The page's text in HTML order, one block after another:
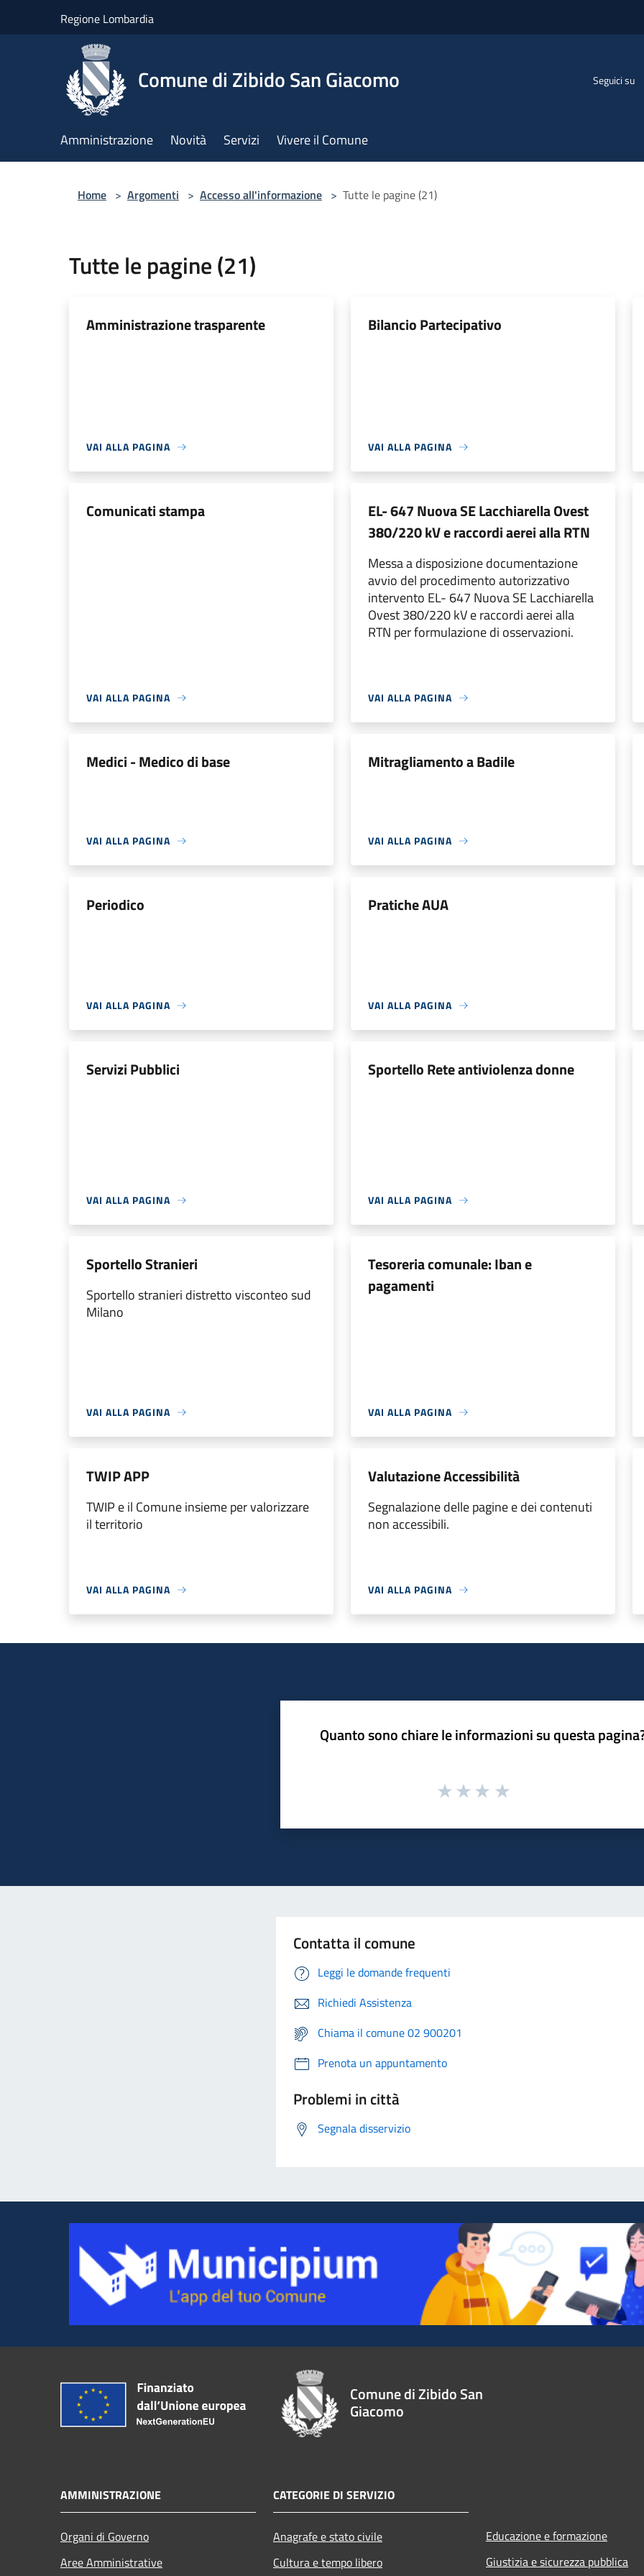
Regione Lombardia
Comune di Zibido San Giacomo Seguici su
Amministrazione Novità Servizi Vivere il Comune
Home > Argomenti > Accesso all'informazione > Tutte le pagine (21)
Tutte le pagine (21)
Amministrazione trasparente
VAI ALLA PAGINA
Bilancio Partecipativo
VAI ALLA PAGINA
Comunicati stampa
VAI ALLA PAGINA
EL- 647 Nuova SE Lacchiarella Ovest
380/220 kV e raccordi aerei alla RTN
Messa a disposizione documentazione
avvio del procedimento autorizzativo
intervento EL- 647 Nuova SE Lacchiarella
Ovest 380/220 kV e raccordi aerei alla
RTN per formulazione di osservazioni.
VAI ALLA PAGINA
Medici - Medico di base
VAI ALLA PAGINA
Mitragliamento a Badile
VAI ALLA PAGINA
Periodico
VAI ALLA PAGINA
Pratiche AUA
VAI ALLA PAGINA
Servizi Pubblici
VAI ALLA PAGINA
Sportello Rete antiviolenza donne
VAI ALLA PAGINA
Sportello Stranieri
Sportello stranieri distretto visconteo sud
Milano
VAI ALLA PAGINA
Tesoreria comunale: Iban e
pagamenti
VAI ALLA PAGINA
TWIP APP
TWIP e il Comune insieme per valorizzare
il territorio
VAI ALLA PAGINA
Valutazione Accessibilità
Segnalazione delle pagine e dei contenuti
non accessibili.
VAI ALLA PAGINA
Quanto sono chiare le informazioni su questa
Contatta il comune
Leggi le domande frequenti
Richiedi Assistenza
Chiama il comune 02 900201
Prenota un appuntamento
Problemi in città
Segnala disservizio
Comune di Zibido San
Giacomo
AMMINISTRAZIONE
Organi di Governo
Aree Amministrative
CATEGORIE DI SERVIZIO
Anagrafe e stato civile
Cultura e tempo libero
Educazione e formazione
Giustizia e sicurezza pubblica